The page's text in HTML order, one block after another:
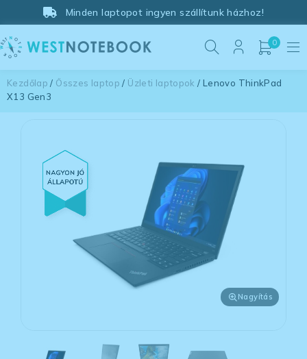
Minden laptopot ingyen szállítunk házhoz!
0
Kezdőlap / Összes laptop / Üzleti laptopok / Lenovo ThinkPad
X13 Gen3
Nagyítás